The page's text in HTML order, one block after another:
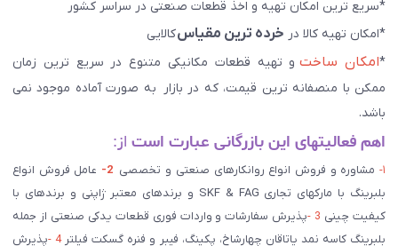
*سریع ترین امکان تهیه و اخذ قطعات صنعتی در سراسر کشور
*امکان تهیه کالا در خرده ترین مقیاسکالایی
*امکان ساختو تهیه قطعات مکانیکی متنوع در سریع ترین زمان
ممکن با منصفانه ترین قیمت، که در بازار به صورت آماده موجود نمی
باشد.
اهم فعالیتهای این بازرگانی عبارت است از:
۱- مشاوره و فروش انواع روانکارهای صنعتی و تخصصی 2-
عامل فروش انواع
بلبرینگ با مارکهای تجاری SKF & FAG و برندهای معتبر ژاپنی و برندهای با
کیفیت چینی 3 - پذیرش سفارشات و واردات فوری قطعات یدکی صنعتی از جمله
بلبرینگ کاسه نمد یاتاقان چهارشاخ، پکینگ، فیبر و فنره گسکت فیلتر4 - پذیرش